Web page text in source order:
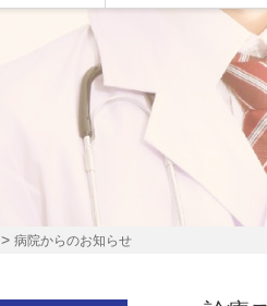
> 病院からのお知らせ